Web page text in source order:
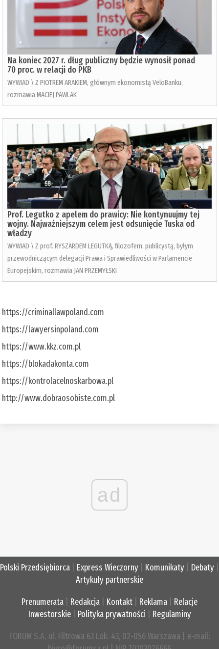
Na koniec 2027 r. dług publiczny będzie wynosił ponad
70 proc. w relacji do PKB
WYWIAD \ Z PIOTREM ARAKIEM, głównym ekonomistą VeloBanku,
rozmawia MACIEJ PAWLAK
Prof. Legutko z apelem do prawicy: Nie kontynuujmy tej
wojny. Najważniejszym celem jest odsunięcie Tuska od
władzy
WYWIAD \ Z prof. RYSZARDEM LEGUTKĄ, filozofem, publicystą, byłym
przewodniczącym delegacji Prawa i Sprawiedliwości w Parlamencie
Europejskim, rozmawia JAN PRZEMYŁSKI
https://criminallawpoland.com
https://lawyersinpoland.com
https://www.kkz.com.pl
https://blokadakonta.com
https://kontrolacelnoskarbowa.pl
http://www.dobraosobiste.com.pl
ad
Polski Przedsiębiorca Express Wieczorny Komunikaty Debaty
Artykuły partnerskie
Prenumerata Redakcja Kontakt Reklama
Relacje
Inwestorskie| Polityka prywatności Regulaminy
FORUM S.A. ul. Filtrowa 63 Lok. 43, 02-056 Warszawa | e-mail: